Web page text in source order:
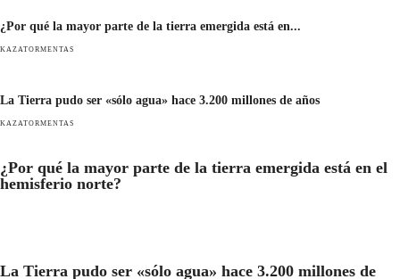
¿Por qué la mayor parte de la tierra emergida está en...
KAZATORMENTAS
La Tierra pudo ser «sólo agua» hace 3.200 millones de años
KAZATORMENTAS
¿Por qué la mayor parte de la tierra emergida está en el
hemisferio norte?
La Tierra pudo ser «sólo agua» hace 3.200 millones de